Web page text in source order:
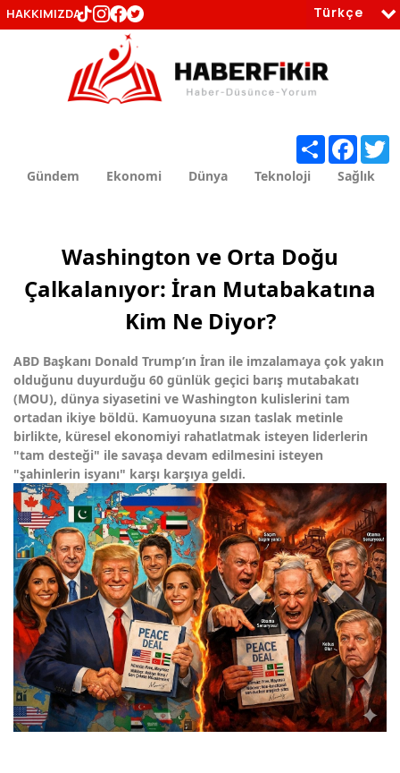
Gündem Ekonomi Dünya Teknoloji Sağlık
Washington ve Orta Doğu
Çalkalanıyor: İran Mutabakatına
Kim Ne Diyor?
ABD Başkanı Donald Trump’ın İran ile imzalamaya çok yakın
olduğunu duyurduğu 60 günlük geçici barış mutabakatı
(MOU), dünya siyasetini ve Washington kulislerini tam
ortadan ikiye böldü. Kamuoyuna sızan taslak metinle
birlikte, küresel ekonomiyi rahatlatmak isteyen liderlerin
"tam desteği" ile savaşa devam edilmesini isteyen
"şahinlerin isyanı" karşı karşıya geldi.
Share
Türkçe
en
HAKKIMIZDA